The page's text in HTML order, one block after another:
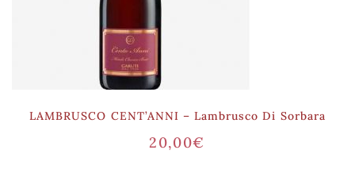
LAMBRUSCO CENT’ANNI – Lambrusco Di Sorbara
20,00€